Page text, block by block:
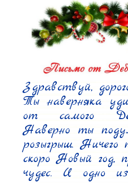
Здравствуй,
Ты наверняка
от самого
Наверно ты
розыгрыш. Ничего
скоро Новый год,
чудес. И одно